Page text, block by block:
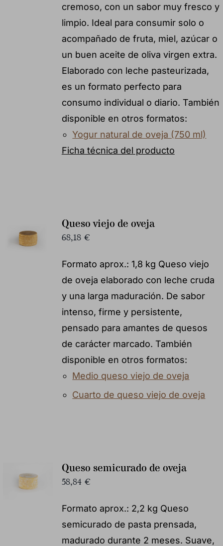
cremoso, con un sabor muy fresco y
limpio. Ideal para consumir solo o
acompañado de fruta, miel, azúcar o
un buen aceite de oliva virgen extra.
Elaborado con leche pasteurizada,
es un formato perfecto para
consumo individual o diario. También
disponible en otros formatos:
Yogur natural de oveja (750 ml)
Ficha técnica del producto
Queso viejo de oveja
68,18 €
Formato aprox.: 1,8 kg Queso viejo
de oveja elaborado con leche cruda
y una larga maduración. De sabor
intenso, firme y persistente,
pensado para amantes de quesos
de carácter marcado. También
disponible en otros formatos:
Medio queso viejo de oveja
Cuarto de queso viejo de oveja
Queso semicurado de oveja
58,84 €
Formato aprox.: 2,2 kg Queso
semicurado de pasta prensada,
madurado durante 2 meses. Suave,